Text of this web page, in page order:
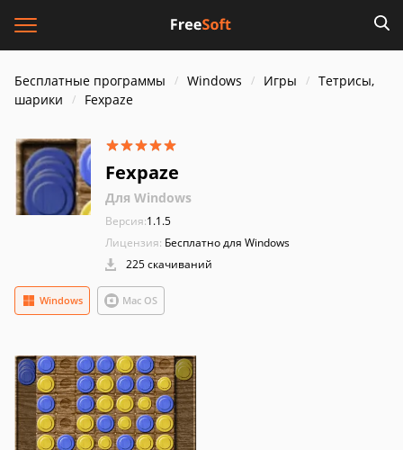
Бесплатные программы Windows Игры
Тетрисы,
шарики
Fexpaze
Fexpaze
Для Windows
Версия:1.1.5
Лицензия: Бесплатно для Windows
225 скачиваний
Mac OS
Windows